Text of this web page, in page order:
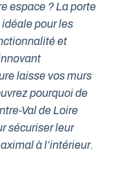
espace ? La porte
pour les
et
laisse vos murs
pourquoi de
Val de Loire
sécuriser leur
à l’intérieur.